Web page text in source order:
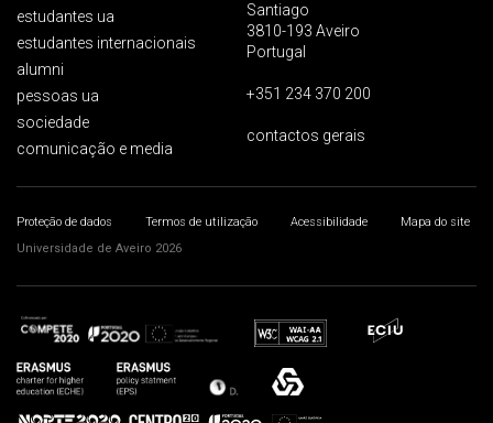
estudantes ua
estudantes internacionais
alumni
pessoas ua
sociedade
comunicação e media
Santiago
3810-193 Aveiro
Portugal
+351 234 370 200
contactos gerais
Proteção de dados Termos de utilização Acessibilidade
Mapa do site
Universidade de Aveiro 2026